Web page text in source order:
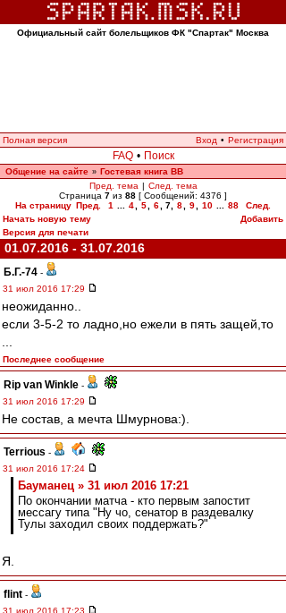
Официальный сайт болельщиков ФК "Спартак" Москва
Полная версия Вход • Регистрация
FAQ • Поиск
Общение на сайте » Гостевая книга ВВ
Пред. тема | След. тема
Страница 7 из 88 [ Сообщений: 4376 ]
На страницу Пред. 1 4 5 6 7 8 9 10 88
След.
Начать новую тему
Добавить
Версия для печати
01.07.2016 - 31.07.2016
Б.Г.-74 -
31 июл 2016 17:29
неожиданно..
если 3-5-2 то ладно,но ежели в пять защей,то
Последнее сообщение
Rip van Winkle -
31 июл 2016 17:29
Не состав, а мечта Шмурнова:).
Terrious -
31 июл 2016 17:24
Бауманец » 31 июл 2016 17:21
По окончании матча - кто первым запостит
мессагу типа "Ну чо, сенатор в раздевалку
Тулы заходил своих поддержать?"
Я.
flint -
31 июл 2016 17:23